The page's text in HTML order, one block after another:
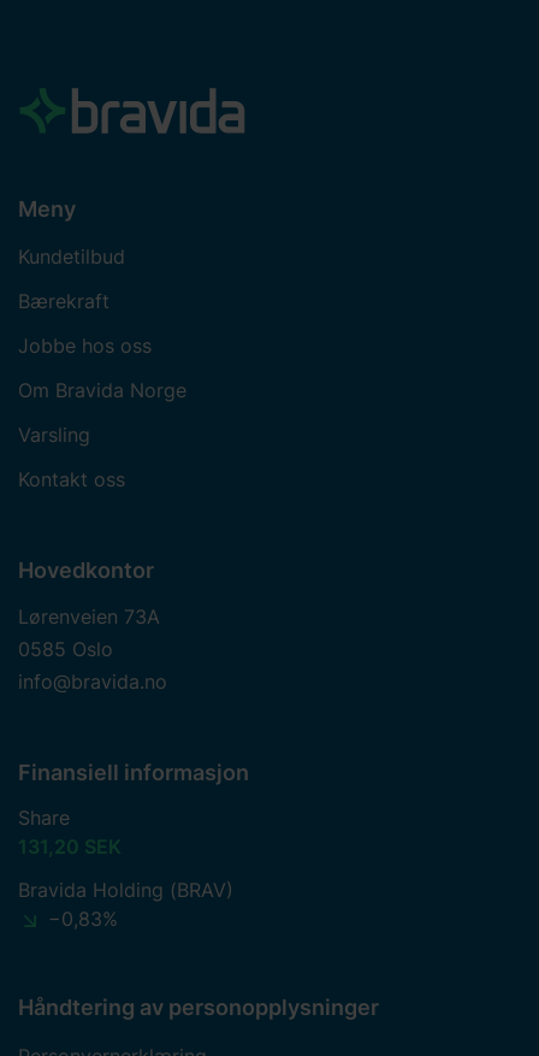
Meny
Kundetilbud
Bærekraft
Jobbe hos oss
Om Bravida Norge
Varsling
Kontakt oss
Hovedkontor
Lørenveien 73A
0585 Oslo
info@bravida.no
Finansiell informasjon
Share
131,20 SEK
Bravida Holding (BRAV)
−0,83%
Håndtering av personopplysninger